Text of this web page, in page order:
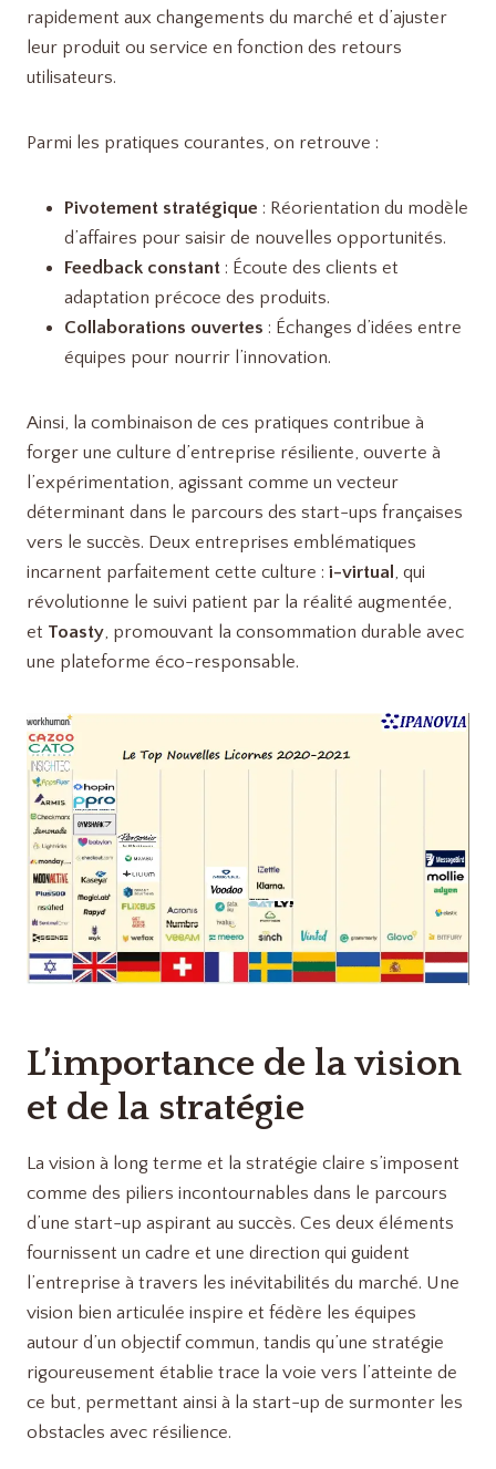
rapidement aux changements du marché et d’ajuster
leur produit ou service en fonction des retours
utilisateurs.
Parmi les pratiques courantes, on retrouve :
Pivotement stratégique : Réorientation du modèle
d’affaires pour saisir de nouvelles opportunités.
Feedback constant : Écoute des clients et
adaptation précoce des produits.
Collaborations ouvertes : Échanges d’idées entre
équipes pour nourrir l’innovation.
Ainsi, la combinaison de ces pratiques contribue à
forger une culture d’entreprise résiliente, ouverte à
l’expérimentation, agissant comme un vecteur
déterminant dans le parcours des start-ups françaises
vers le succès. Deux entreprises emblématiques
incarnent parfaitement cette culture : i-virtual , qui
révolutionne le suivi patient par la réalité augmentée,
et Toasty, promouvant la consommation durable avec
une plateforme éco-responsable.
L’importance de la vision
et de la stratégie
La vision à long terme et la stratégie claire s’imposent
comme des piliers incontournables dans le parcours
d’une start-up aspirant au succès. Ces deux éléments
fournissent un cadre et une direction qui guident
l’entreprise à travers les inévitabilités du marché. Une
vision bien articulée inspire et fédère les équipes
autour d’un objectif commun, tandis qu’une stratégie
rigoureusement établie trace la voie vers l’atteinte de
ce but, permettant ainsi à la start-up de surmonter les
obstacles avec résilience.